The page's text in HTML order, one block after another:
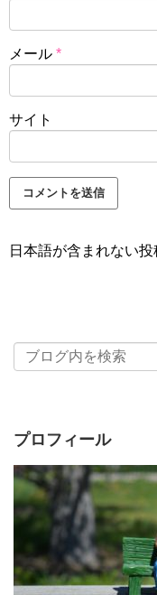
メール *
サイト
日本語が含まれない
プロフィール